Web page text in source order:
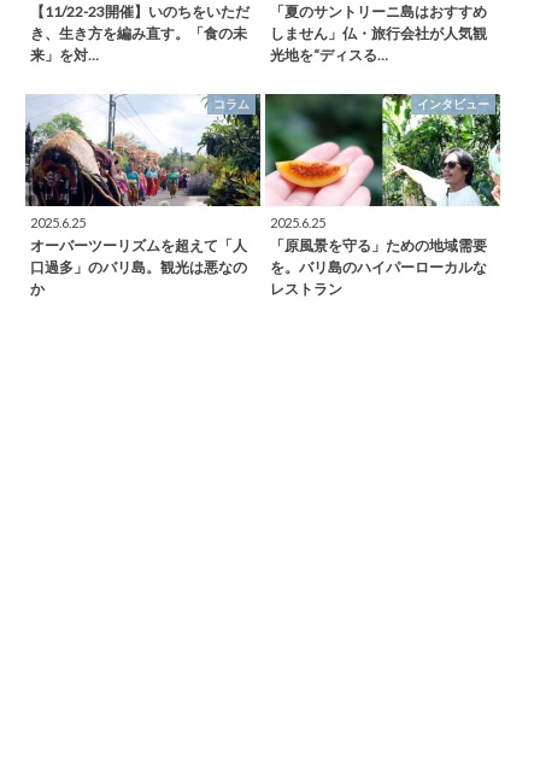
【11/22-23開催】いのちをいただ
き、生き方を編み直す。「食の未
来」を対…
「夏のサントリーニ島はおすすめ
しません」仏・旅行会社が人気観
光地を“ディスる…
コラム
2025.6.25
オーバーツーリズムを超えて「人
口過多」のバリ島。観光は悪なの
か
インタビュー
2025.6.25
「原風景を守る」ための地域需要
を。バリ島のハイパーローカルな
レストラン